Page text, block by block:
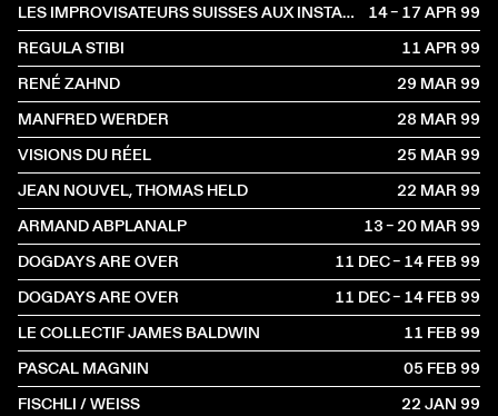
LES IMPROVISATEURS SUISSES AUX INSTANTS CHAVIRÉS
14 – 17 APR1999
REGULA STIBI
11 APR1999
RENÉ ZAHND
29 MAR1999
MANFRED WERDER
28 MAR1999
VISIONS DU RÉEL
25 MAR1999
JEAN NOUVEL, THOMAS HELD
22 MAR1999
ARMAND ABPLANALP
13 – 20 MAR1999
DOGDAYS ARE OVER
11 DEC – 14 FEB1999
DOGDAYS ARE OVER
11 DEC – 14 FEB1999
LE COLLECTIF JAMES BALDWIN
11 FEB1999
PASCAL MAGNIN
05 FEB1999
FISCHLI / WEISS
22 JAN1999